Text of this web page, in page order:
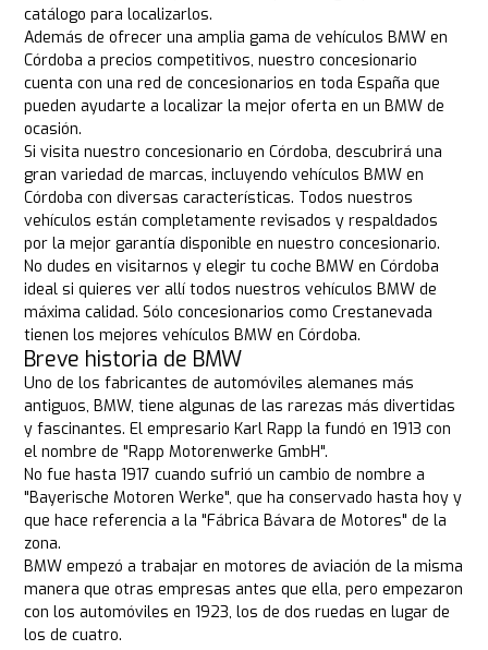
catálogo para localizarlos.
Además de ofrecer una amplia gama de vehículos BMW en
Córdoba a precios competitivos, nuestro concesionario
cuenta con una red de concesionarios en toda España que
pueden ayudarte a localizar la mejor oferta en un BMW de
ocasión.
Si visita nuestro concesionario en Córdoba, descubrirá una
gran variedad de marcas, incluyendo vehículos BMW en
Córdoba con diversas características. Todos nuestros
vehículos están completamente revisados y respaldados
por la mejor garantía disponible en nuestro concesionario.
No dudes en visitarnos y elegir tu coche BMW en Córdoba
ideal si quieres ver allí todos nuestros vehículos BMW de
máxima calidad. Sólo concesionarios como Crestanevada
tienen los mejores vehículos BMW en Córdoba.
Breve historia de BMW
Uno de los fabricantes de automóviles alemanes más
antiguos, BMW, tiene algunas de las rarezas más divertidas
y fascinantes. El empresario Karl Rapp la fundó en 1913 con
el nombre de "Rapp Motorenwerke GmbH".
No fue hasta 1917 cuando sufrió un cambio de nombre a
"Bayerische Motoren Werke", que ha conservado hasta hoy y
que hace referencia a la "Fábrica Bávara de Motores" de la
zona.
BMW empezó a trabajar en motores de aviación de la misma
manera que otras empresas antes que ella, pero empezaron
con los automóviles en 1923, los de dos ruedas en lugar de
los de cuatro.